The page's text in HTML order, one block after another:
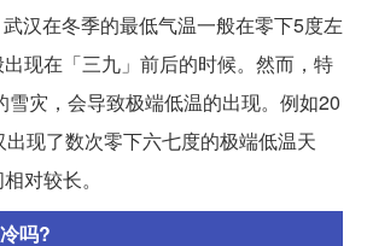
汉在冬季的最低气温一般在零下5度左
现在「三九」前后的时候。然而，特
雪灾，会导致极端低温的出现。例如20
现了数次零下六七度的极端低温天
对较长。
吗?